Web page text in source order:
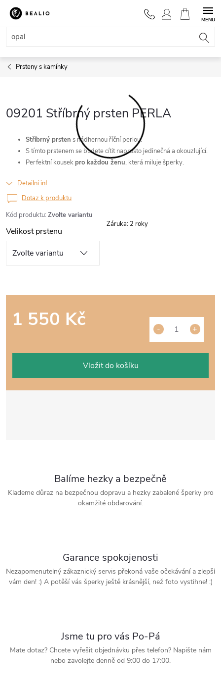
Přejít
obsah
NÁKUPNÍ
KOŠÍK
Prsteny s kamínky
09201 Stříbrný prsten PERLA
Kód produktu: Zvolte variantu
Stříbrný prsten s nádhernou říční perlou.
S tímto prstenem se budete cítit naprosto jedinečná a okouzlující.
Perfektní kousekpro každou ženu, která miluje šperky.
Detailní informace
Velikost prstenu
1 550 Kč
Vložit do košíku
Dotaz k produktu
Záruka: 2 roky
Balíme hezky a bezpečně
Klademe důraz na bezpečnou dopravu a hezky zabalené šperky pro
okamžité obdarování.
Garance spokojenosti
Nezapomenutelný zákaznický servis překoná vaše očekávání a zlepší
vám den! :) A potěší vás šperky ještě krásnější, než foto vystihne! :)
Jsme tu pro vás Po-Pá
Mate dotaz? Chcete vyřešit objednávku přes telefon? Napište nám
nebo zavolejte denně od 9:00 do 17:00.